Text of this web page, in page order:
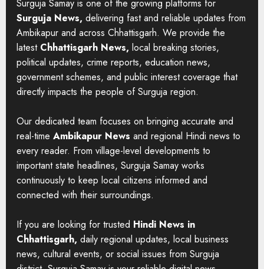
Surguja Samay is one of the growing platforms for
Surguja News, delivering fast and reliable updates from
Ambikapur and across Chhattisgarh. We provide the
latest Chhattisgarh News, local breaking stories,
political updates, crime reports, education news,
government schemes, and public interest coverage that
directly impacts the people of Surguja region.
Our dedicated team focuses on bringing accurate and
real-time Ambikapur News and regional Hindi news to
every reader. From village-level developments to
important state headlines, Surguja Samay works
continuously to keep local citizens informed and
connected with their surroundings.
If you are looking for trusted Hindi News in
Chhattisgarh, daily regional updates, local business
news, cultural events, or social issues from Surguja